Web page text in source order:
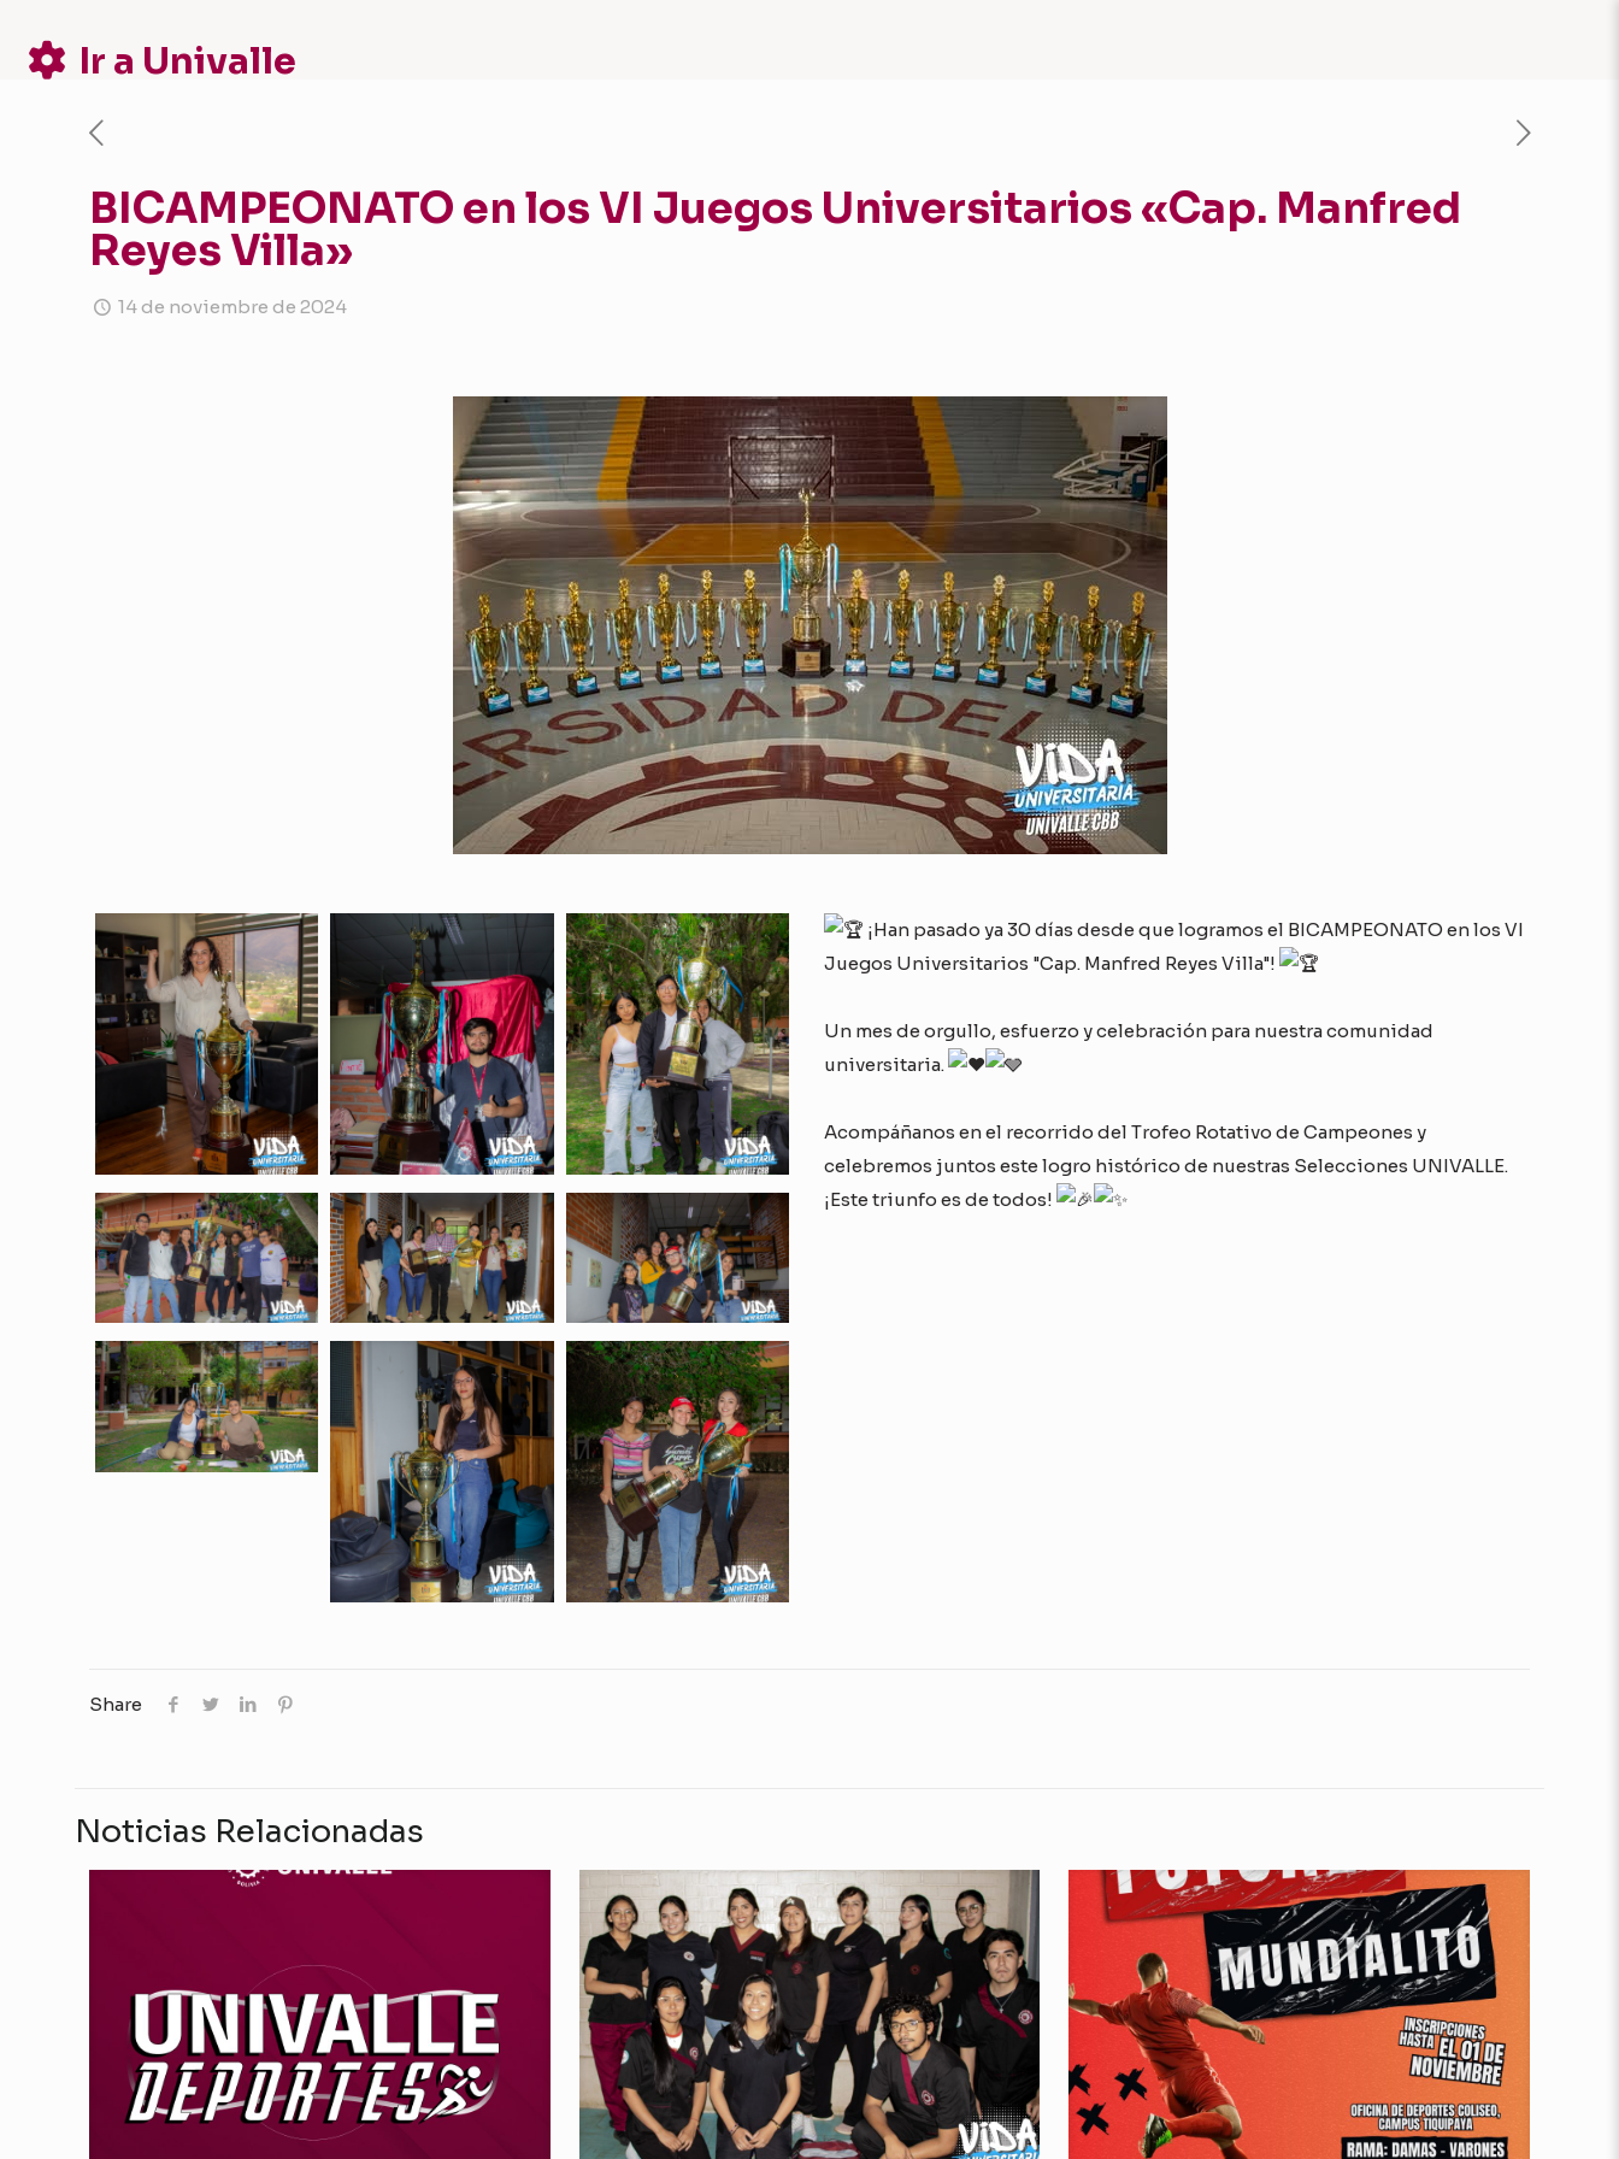
Ir a Univalle
BICAMPEONATO en los VI Juegos Universitarios «Cap. Manfred
Reyes Villa»
14 de noviembre de 2024
¡Han pasado ya 30 días desde que logramos el BICAMPEONATO en los VI
Juegos Universitarios "Cap. Manfred Reyes Villa"!
Un mes de orgullo, esfuerzo y celebración para nuestra comunidad
universitaria.
Acompáñanos en el recorrido del Trofeo Rotativo de Campeones y
celebremos juntos este logro histórico de nuestras Selecciones UNIVALLE.
¡Este triunfo es de todos!
Share
Noticias Relacionadas